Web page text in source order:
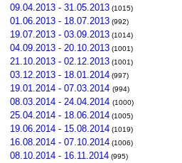
09.04.2013 - 31.05.2013 (1015)
01.06.2013 - 18.07.2013 (992)
19.07.2013 - 03.09.2013 (1014)
04.09.2013 - 20.10.2013 (1001)
21.10.2013 - 02.12.2013 (1001)
03.12.2013 - 18.01.2014 (997)
19.01.2014 - 07.03.2014 (994)
08.03.2014 - 24.04.2014 (1000)
25.04.2014 - 18.06.2014 (1005)
19.06.2014 - 15.08.2014 (1019)
16.08.2014 - 07.10.2014 (1006)
08.10.2014 - 16.11.2014 (995)